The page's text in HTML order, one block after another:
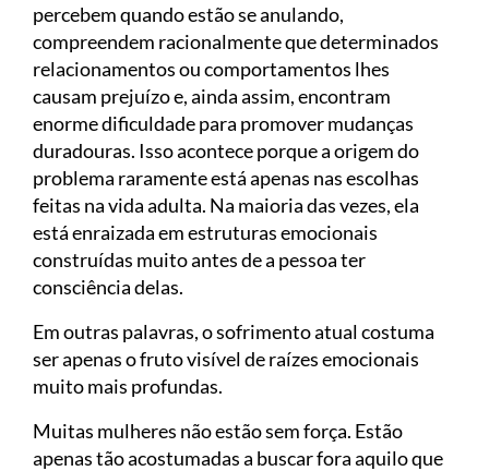
percebem quando estão se anulando,
compreendem racionalmente que determinados
relacionamentos ou comportamentos lhes
causam prejuízo e, ainda assim, encontram
enorme dificuldade para promover mudanças
duradouras. Isso acontece porque a origem do
problema raramente está apenas nas escolhas
feitas na vida adulta. Na maioria das vezes, ela
está enraizada em estruturas emocionais
construídas muito antes de a pessoa ter
consciência delas.
Em outras palavras, o sofrimento atual costuma
ser apenas o fruto visível de raízes emocionais
muito mais profundas.
Muitas mulheres não estão sem força. Estão
apenas tão acostumadas a buscar fora aquilo que